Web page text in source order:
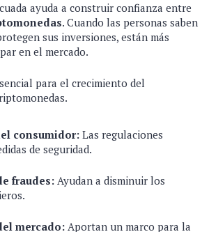
ayuda a construir confianza entre
. Cuando las personas saben
sus inversiones, están más
en el mercado.
para el crecimiento del
consumidor:Las regulaciones
de seguridad.
fraudes:Ayudan a disminuir los
mercado: Aportan un marco para la